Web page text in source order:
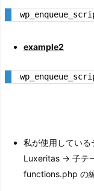
example2
私が使用してい
Luxeritas → 子テ
functions.php の